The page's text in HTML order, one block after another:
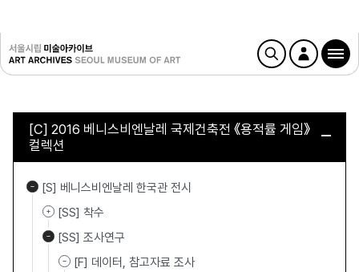
[C] 2016 베니스비엔날레 국제건축전 《용적률 게임》
컬렉션
[S] 베니스비엔날레 한국관 전시
[SS] 착수
[SS] 조사연구
[F] 데이터, 참고자료 조사